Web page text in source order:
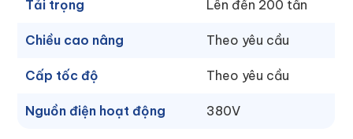
Tải trọng Lên đến 200 tấn
Chiều cao nâng Theo yêu cầu
Cấp tốc độ Theo yêu cầu
Nguồn điện hoạt động 380V